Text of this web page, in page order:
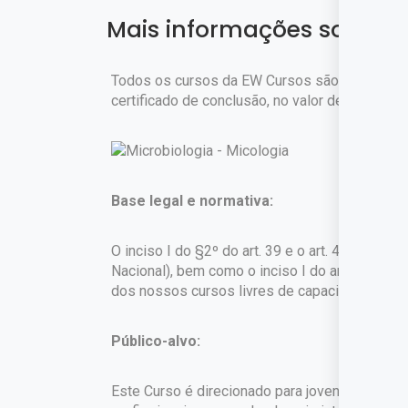
Mais informações sobre o
Todos os cursos da EW Cursos são gratuitos.
certificado de conclusão, no valor de
Base legal e normativa:
O inciso I do §2º do art. 39 e o art. 42 da Lei
Nacional), bem como o inciso I do art. 1º do
dos nossos cursos livres de capacitação
Público-alvo:
Este Curso é direcionado para jovens e